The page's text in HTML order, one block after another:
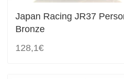
Japan Racing JR37
Bronze
128,1€